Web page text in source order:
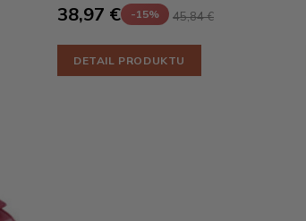
38,97 € -15% 45,84 €
DETAIL PRODUKTU